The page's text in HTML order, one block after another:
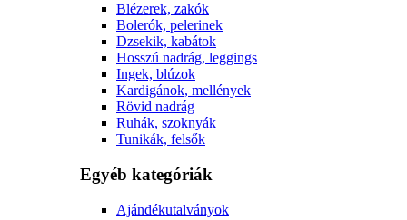
Blézerek, zakók
Bolerók, pelerinek
Dzsekik, kabátok
Hosszú nadrág, leggings
Ingek, blúzok
Kardigánok, mellények
Rövid nadrág
Ruhák, szoknyák
Tunikák, felsők
Egyéb kategóriák
Ajándékutalványok